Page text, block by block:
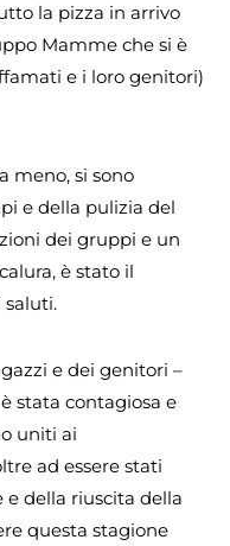
la pizza in arrivo
Mamme che si è
e i loro genitori)
meno, si sono
e della pulizia del
dei gruppi e un
è stato il
e dei genitori –
stata contagiosa e
uniti ai
ad essere stati
e della riuscita della
questa stagione